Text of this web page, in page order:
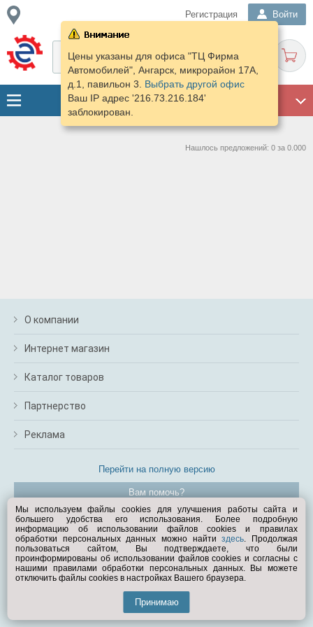
Регистрация Войти
Цены указаны для офиса "ТЦ Фирма
Автомобилей", Ангарск, микрорайон 17А,
д.1, павильон 3. Выбрать другой офис
Ваш IP адрес '216.73.216.184'
заблокирован.
Нашлось предложений: 0 за 0.000
О компании
Интернет магазин
Каталог товаров
Партнерство
Реклама
Перейти на полную версию
Вам помочь?
© Exist.ru 1998—2026
Мы используем файлы cookies для улучшения работы сайта и
большего удобства его использования. Более подробную
информацию об использовании файлов cookies и правилах
обработки персональных данных можно найтиздесь. Продолжая
пользоваться сайтом, Вы подтверждаете, что были
проинформированы об использовании файлов cookies и согласны с
нашими правилами обработки персональных данных. Вы можете
отключить файлы cookies в настройках Вашего браузера.
Принимаю